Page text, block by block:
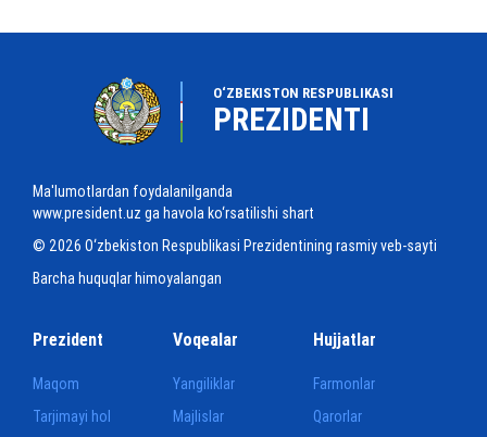
O‘ZBEKISTON RESPUBLIKASI
PREZIDENTI
Ma'lumotlardan foydalanilganda
www.president.uz ga havola ko‘rsatilishi shart
© 2026 O‘zbekiston Respublikasi Prezidentining rasmiy veb-sayti
Barcha huquqlar himoyalangan
Prezident
Maqom
Tarjimayi hol
Voqealar
Yangiliklar
Majlislar
Hujjatlar
Farmonlar
Qarorlar